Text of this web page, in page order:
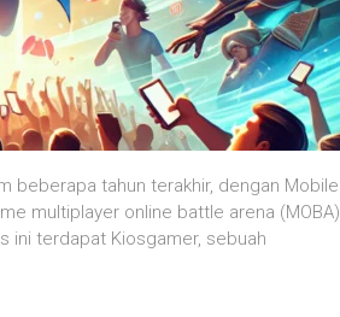
beberapa tahun terakhir, dengan Mobile
multiplayer online battle arena (MOBA)
ini terdapat Kiosgamer, sebuah